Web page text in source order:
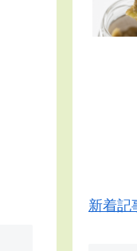
新着記